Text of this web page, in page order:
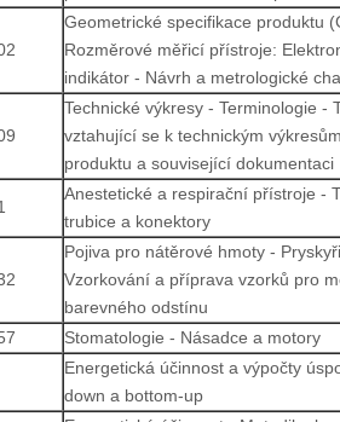
Geometrické specifikace produktu
Rozměrové měřicí přístroje:
indikátor - Návrh a metrologické
Technické výkresy - Terminologie -
vztahující se k technickým
produktu a související dokumentaci
Anestetické a respirační přístroje -
trubice a konektory
Pojiva pro nátěrové hmoty -
Vzorkování a příprava vzorků pro
barevného odstínu
Stomatologie - Násadce a motory
Energetická účinnost a výpočty
down a bottom-up